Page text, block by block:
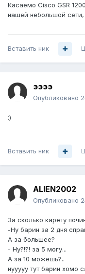
Касаемо Cisco GSR
нашей небольшой сети,
Вставить ник
ээээ
Опубликовано
:)
Вставить ник
ALIEN2002
Опубликовано
За сколько карету
-Ну барин за 2 дня
А за большее?
- Ну?!?! за 5 могу...
А за 10 можешь?..
нууууу тут барин хомо